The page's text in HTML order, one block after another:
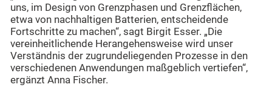
uns, im Design von Grenzphasen und Grenzflächen,
etwa von nachhaltigen Batterien, entscheidende
Fortschritte zu machen“, sagt Birgit Esser. „Die
vereinheitlichende Herangehensweise wird unser
Verständnis der zugrundeliegenden Prozesse in den
verschiedenen Anwendungen maßgeblich vertiefen“,
ergänzt Anna Fischer.